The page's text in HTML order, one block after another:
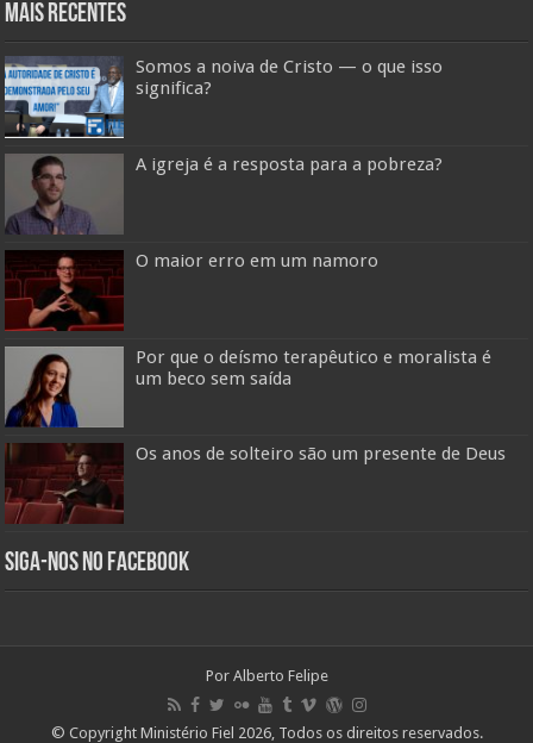
Mais Recentes
Somos a noiva de Cristo — o que isso
significa?
A igreja é a resposta para a pobreza?
O maior erro em um namoro
Por que o deísmo terapêutico e moralista é
um beco sem saída
Os anos de solteiro são um presente de Deus
Siga-nos no Facebook
Por Alberto Felipe
© Copyright Ministério Fiel 2026, Todos os direitos reservados.